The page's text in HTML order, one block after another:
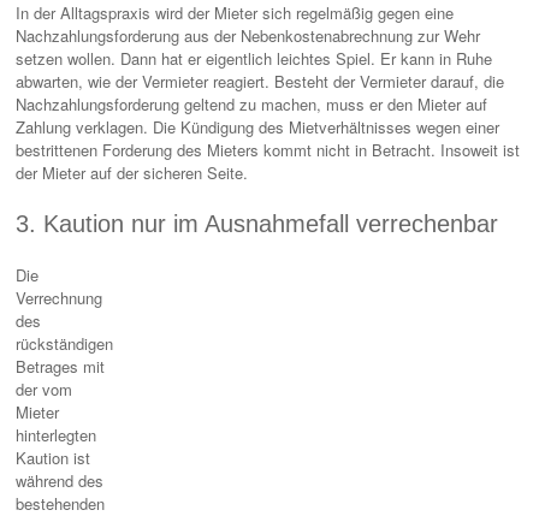
In der Alltagspraxis wird der Mieter sich regelmäßig gegen eine
Nachzahlungsforderung aus der Nebenkostenabrechnung zur Wehr
setzen wollen. Dann hat er eigentlich leichtes Spiel. Er kann in Ruhe
abwarten, wie der Vermieter reagiert. Besteht der Vermieter darauf, die
Nachzahlungsforderung geltend zu machen, muss er den Mieter auf
Zahlung verklagen. Die Kündigung des Mietverhältnisses wegen einer
bestrittenen Forderung des Mieters kommt nicht in Betracht. Insoweit ist
der Mieter auf der sicheren Seite.
3. Kaution nur im Ausnahmefall verrechenbar
Die
Verrechnung
des
rückständigen
Betrages mit
der vom
Mieter
hinterlegten
Kaution ist
während des
bestehenden